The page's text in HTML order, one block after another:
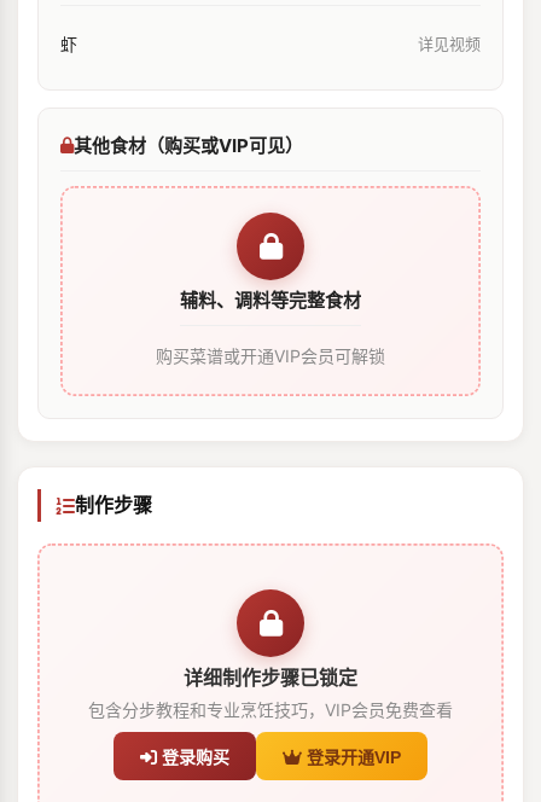
虾 详见视频
其他食材（购买或VIP可见）
辅料、调料等完整食材
购买菜谱或开通VIP会员可解锁
制作步骤
详细制作步骤已锁定
包含分步教程和专业烹饪技巧，VIP会员免费查看
登录购买 登录开通VIP